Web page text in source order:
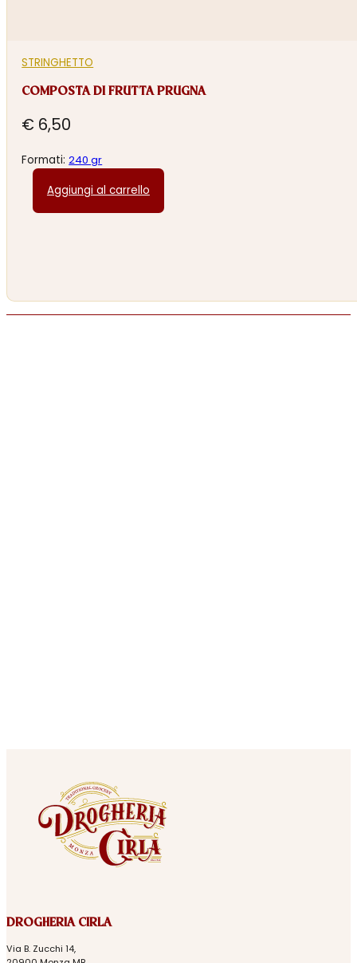
STRINGHETTO
COMPOSTA DI FRUTTA PRUGNA
€ 6,50
Formati:240 gr
Aggiungi al carrello
DROGHERIA CIRLA
Via B. Zucchi 14,